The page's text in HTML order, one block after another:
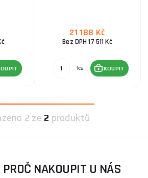
je nyní vybaveno vyspělými
oscilace, časovače, LED světla nebo
V interiéru může být hladina hluku
21 188 Kč
Bez DPH 17 511 Kč
ks KOUPIT
2 ze 2 produktů
PROČ NAKOUPIT U NÁS